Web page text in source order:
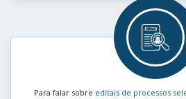
Para falar sobre editais de processos